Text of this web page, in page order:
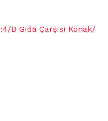
D Gıda Çarşısı Konak/